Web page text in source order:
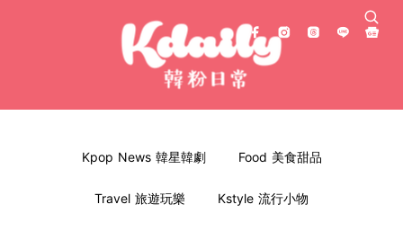
Kpop News 韓星韓劇 Food 美食甜品
Travel 旅遊玩樂 Kstyle 流行小物